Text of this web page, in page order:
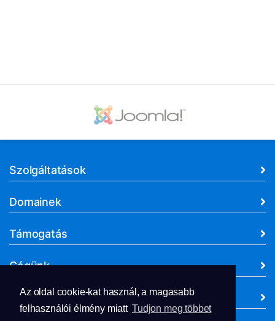
Az oldal cookie-kat használ, a magasabb
felhasználói élmény miatt Tudjon meg többet
Szolgáltatások
Domainek
Támogatás
Cégünk
Dokumentumok